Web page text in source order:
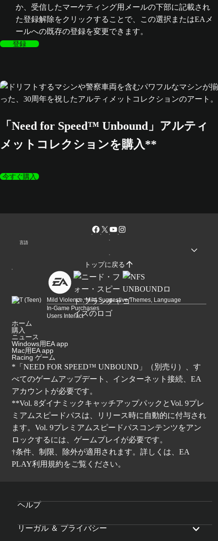
か、受信したマーケティング用メールの下部に記載され
た登録解除をクリックすることで、この選択またはEAメ
ールへの既存の登録を変更できます。
登録
「Need for Speed™ Unbound」アルティ
メットコレクションを購入**
今すぐ購入
言語
トップに戻る
Mild Violence, Mild Suggestive Themes, Language
In-Game Purchases
Users Interact
ホーム
購入
ニュース
Windows用EA app
Mac用EA app
Racing ゲーム
*「NEED FOR SPEED™ UNBOUND」（別売り）、す
べてのゲームアップデート、インターネット接続、EA
アカウントが必要です。
**Vol. 8ダイナミックキャッチアップパックとVol. 9プレ
ミアムスピードパスは、リリース時に自動的に付与され
ます。Vol. 9プレミアムスピードパスコンテンツをアン
ロックするには、ゲームプレイが必要です。
†条件、制限、除外が適用されます。詳しくは、 EA
PLAY利用規約をご覧ください。
ヘルプ
リーガル ＆ プライバシー